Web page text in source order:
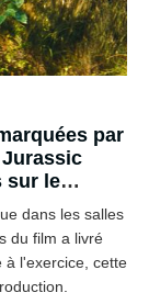
par
sur le
dans les salles
du film a livré
à l'exercice, cette